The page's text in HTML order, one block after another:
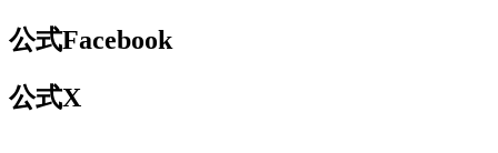
公式Facebook
公式X